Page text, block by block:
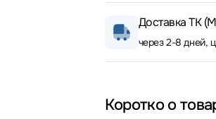
Доставка ТК
через 2-8 дней,
Коротко о